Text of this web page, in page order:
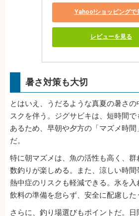
Yahoo!ショッピングで
レビューを見る
暑さ対策も大切
とはいえ、うだるような真夏の暑さの
スクを伴う。ジグサビキは、短時間
あるため、早朝や夕方の「マズメ時
だ。
特に朝マズメは、魚の活性も高く、
数釣りが楽しめる。また、涼しい時間
熱中症のリスクも軽減できる。氷を入
飲料の準備を怠らず、安全に配慮した
さらに、釣り場選びもポイントだ。